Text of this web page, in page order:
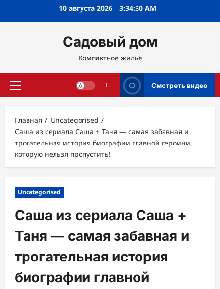
10 августа 2026 3:34:31 AM
Садовый дом
Компактное жильё
Основное
Смотреть видео
Главная
Uncategorised
Саша из сериала Саша + Таня — самая забавная и
трогательная история биографии главной героини,
которую нельзя пропустить!
Uncategorised
Саша из сериала Саша +
Таня — самая забавная и
трогательная история
биографии главной